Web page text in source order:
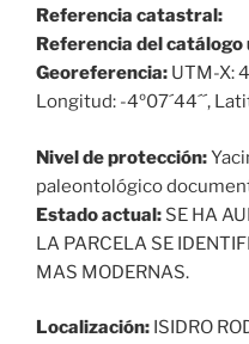
Referencia catastral:
Referencia del
Georeferencia: UTM-X:
Longitud: -4º07´44´´,
Nivel de protección:
paleontológico
Estado actual: SE HA
LA PARCELA SE
MAS MODERNAS.
Localización: ISIDRO